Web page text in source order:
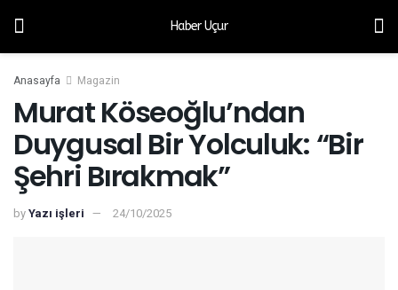
Haber Uçur
Anasayfa Magazin
Murat Köseoğlu’ndan
Duygusal Bir Yolculuk: “Bir
Şehri Bırakmak”
byYazı işleri 24/10/2025